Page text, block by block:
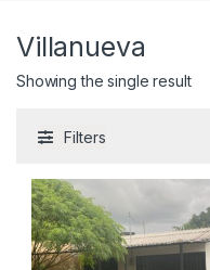
Villanueva
Showing the single result
Filters